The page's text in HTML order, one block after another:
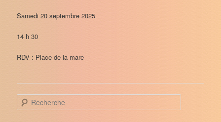
Samedi 20 septembre 2025
14 h 30
RDV : Place de la mare
e